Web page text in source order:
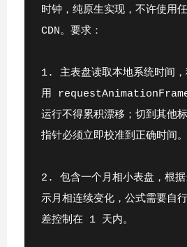
时钟，纯原生实现，不许使用
CDN。要求：
1. 主表盘读取本地系统时间，
用 requestAnimationFrame
运行不得累积漂移；切到其他
指针必须立即校准到正确时间。
2. 包含一个月相小表盘，根据
示月相连续变化，公式需要自
差控制在 1 天内。